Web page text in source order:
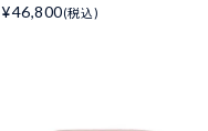
¥46,800(税込)